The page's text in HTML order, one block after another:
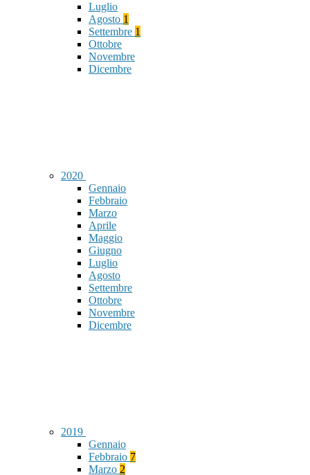
Luglio
Agosto 1
Settembre 1
Ottobre
Novembre
Dicembre
2020
Gennaio
Febbraio
Marzo
Aprile
Maggio
Giugno
Luglio
Agosto
Settembre
Ottobre
Novembre
Dicembre
2019
Gennaio
Febbraio 7
Marzo 2